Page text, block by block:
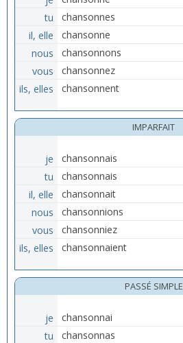
tu
chansonnes
il, elle
chansonne
nous
chansonnons
vous
chansonnez
ils, elles
chansonnent
IMPARFAIT
je
chansonnais
tu
chansonnais
il, elle
chansonnait
nous
chansonnions
vous
chansonniez
ils, elles
chansonnaient
PASSÉ SIMPLE
je
chansonnai
tu
chansonnas